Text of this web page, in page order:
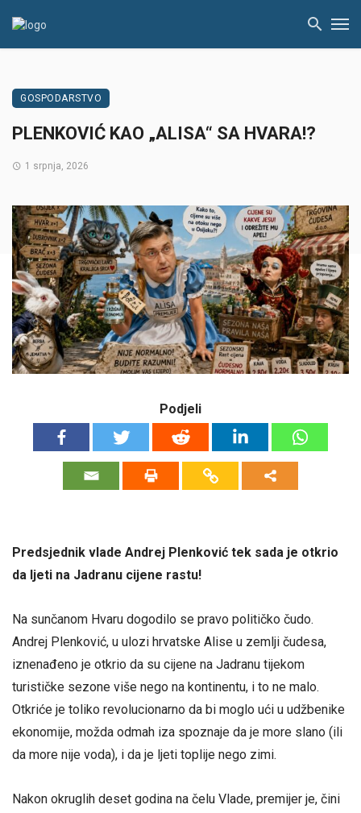
GOSPODARSTVO
PLENKOVIĆ KAO „ALISA“ SA HVARA!?
1 srpnja, 2026
Podjeli
Predsjednik vlade Andrej Plenković tek sada je otkrio
da ljeti na Jadranu cijene rastu!
Na sunčanom Hvaru dogodilo se pravo političko čudo.
Andrej Plenković, u ulozi hrvatske Alise u zemlji čudesa,
iznenađeno je otkrio da su cijene na Jadranu tijekom
turističke sezone više nego na kontinentu, i to ne malo.
Otkriće je toliko revolucionarno da bi moglo ući u udžbenike
ekonomije, možda odmah iza spoznaje da je more slano (ili
da more nije voda), i da je ljeti toplije nego zimi.
Nakon okruglih deset godina na čelu Vlade, premijer je, čini